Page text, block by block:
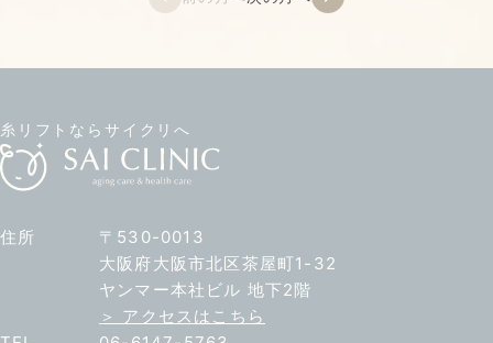
糸リフトならサイクリへ
住所
〒530-0013
大阪府大阪市北区茶屋町1-32
ヤンマー本社ビル 地下2階
＞ アクセスはこちら